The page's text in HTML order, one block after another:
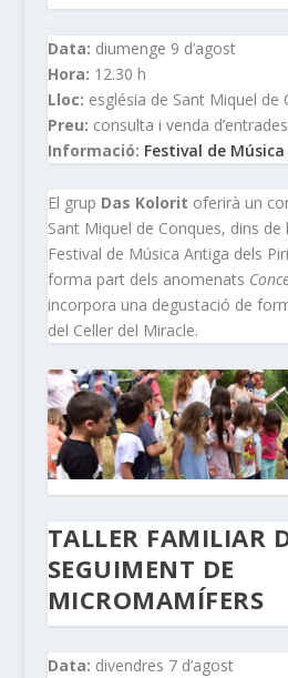
Data: diumenge 9 d’agost
Hora: 12.30 h
Lloc: església de Sant Miquel de
Preu: consulta i venda
Informació: Festival de
El grup Das Kolorit oferirà un
Sant Miquel de Conques, dins
Festival de Música Antiga dels
forma part dels anomenats
incorpora una degustació de
del Celler del Miracle.
TALLER FAMILIAR
SEGUIMENT DE
MICROMAMÍFERS
Data: divendres 7 d’agost